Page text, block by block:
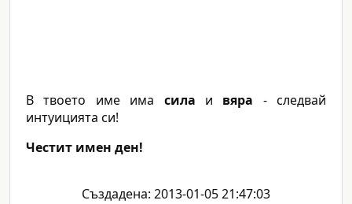
В твоето име има сила и вяра - следвай
интуицията си!
Честит имен ден!
Създадена: 2013-01-05 21:47:03